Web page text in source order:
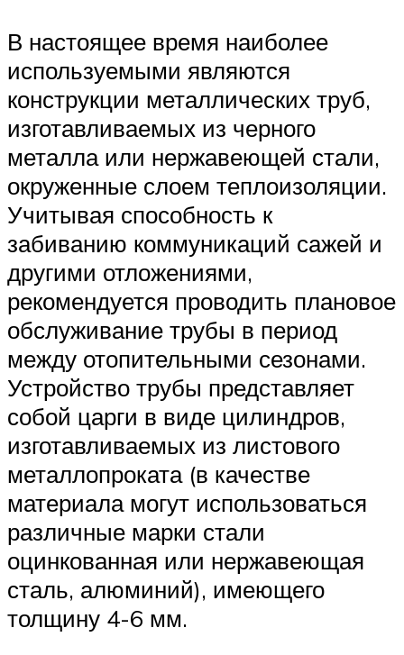
В настоящее время наиболее
используемыми являются
конструкции металлических труб,
изготавливаемых из черного
металла или нержавеющей стали,
окруженные слоем теплоизоляции.
Учитывая способность к
забиванию коммуникаций сажей и
другими отложениями,
рекомендуется проводить плановое
обслуживание трубы в период
между отопительными сезонами.
Устройство трубы представляет
собой царги в виде цилиндров,
изготавливаемых из листового
металлопроката (в качестве
материала могут использоваться
различные марки стали
оцинкованная или нержавеющая
сталь, алюминий), имеющего
толщину 4-6 мм.